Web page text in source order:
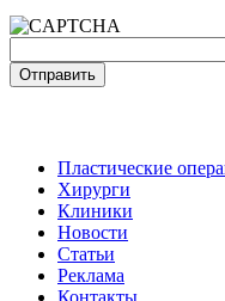
Пластические
Хирурги
Клиники
Новости
Статьи
Реклама
Контакты